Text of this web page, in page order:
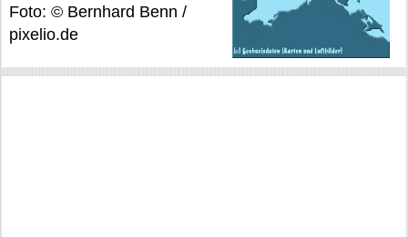
Foto: © Bernhard Benn /
pixelio.de